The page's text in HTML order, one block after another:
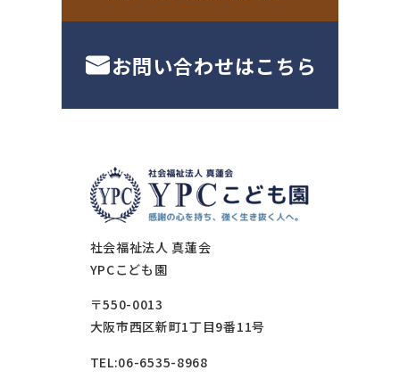
お問い合わせはこちら
社会福祉法人 真蓮会
YPCこども園
〒550-0013
大阪市西区新町1丁目9番11号
TEL:06-6535-8968